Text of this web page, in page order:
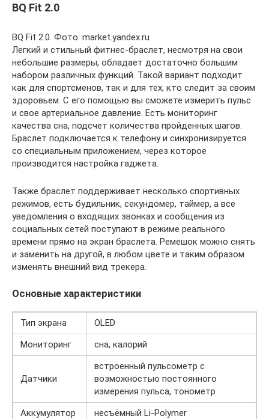
BQ Fit 2.0
BQ Fit 2.0. Фото: market.yandex.ru
Легкий и стильный фитнес-браслет, несмотря на свои
небольшие размеры, обладает достаточно большим
набором различных функций. Такой вариант подходит
как для спортсменов, так и для тех, кто следит за своим
здоровьем. С его помощью вы сможете измерить пульс
и свое артериальное давление. Есть мониторинг
качества сна, подсчет количества пройденных шагов.
Браслет подключается к телефону и синхронизируется
со специальным приложением, через которое
производится настройка гаджета.
Также браслет поддерживает несколько спортивных
режимов, есть будильник, секундомер, таймер, а все
уведомления о входящих звонках и сообщения из
социальных сетей поступают в режиме реального
времени прямо на экран браслета. Ремешок можно снять
и заменить на другой, в любом цвете и таким образом
изменять внешний вид трекера.
Основные характеристики
Тип экрана
OLED
Мониторинг
сна, калорий
Датчики
встроенный пульсометр с
возможностью постоянного
измерения пульса, тонометр
Аккумулятор
несъёмный Li-Polymer